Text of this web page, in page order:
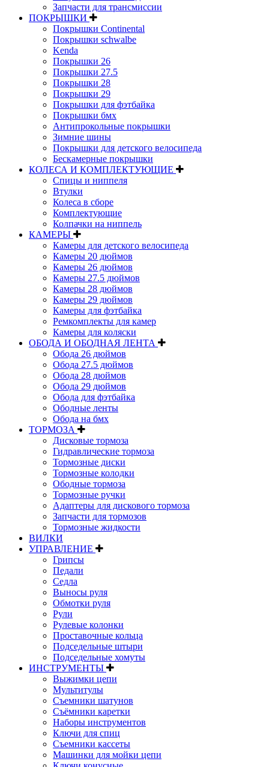
Запчасти для трансмиссии
ПОКРЫШКИ
Покрышки Continental
Покрышки schwalbe
Kenda
Покрышки 26
Покрышки 27.5
Покрышки 28
Покрышки 29
Покрышки для фэтбайка
Покрышки бмх
Антипрокольные покрышки
Зимние шины
Покрышки для детского велосипеда
Бескамерные покрышки
КОЛЕСА И КОМПЛЕКТУЮЩИЕ
Спицы и ниппеля
Втулки
Колеса в сборе
Комплектующие
Колпачки на ниппель
КАМЕРЫ
Камеры для детского велосипеда
Камеры 20 дюймов
Камеры 26 дюймов
Камеры 27.5 дюймов
Камеры 28 дюймов
Камеры 29 дюймов
Камеры для фэтбайка
Ремкомплекты для камер
Камеры для коляски
ОБОДА И ОБОДНАЯ ЛЕНТА
Обода 26 дюймов
Обода 27.5 дюймов
Обода 28 дюймов
Обода 29 дюймов
Обода для фэтбайка
Ободные ленты
Обода на бмх
ТОРМОЗА
Дисковые тормоза
Гидравлические тормоза
Тормозные диски
Тормозные колодки
Ободные тормоза
Тормозные ручки
Адаптеры для дискового тормоза
Запчасти для тормозов
Тормозные жидкости
ВИЛКИ
УПРАВЛЕНИЕ
Грипсы
Педали
Седла
Выносы руля
Обмотки руля
Рули
Рулевые колонки
Проставочные кольца
Подседельные штыри
Подседельные хомуты
ИНСТРУМЕНТЫ
Выжимки цепи
Мультитулы
Съемники шатунов
Съёмники каретки
Наборы инструментов
Ключи для спиц
Съемники кассеты
Машинки для мойки цепи